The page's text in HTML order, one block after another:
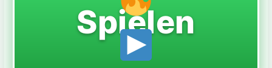
Spielen